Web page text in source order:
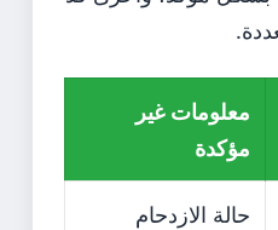
معلومات غير
مؤكدة
حالة الازدحام